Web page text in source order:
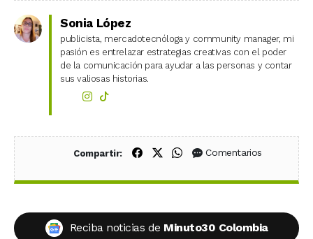
Sonia López
publicista, mercadotecnóloga y community manager, mi
pasión es entrelazar estrategias creativas con el poder
de la comunicación para ayudar a las personas y contar
sus valiosas historias.
Compartir: Compartir en Facebook
Compartir en X (Twitter)
Compartir en WhatsApp
Comentarios
Reciba noticias de Minuto30 Colombia